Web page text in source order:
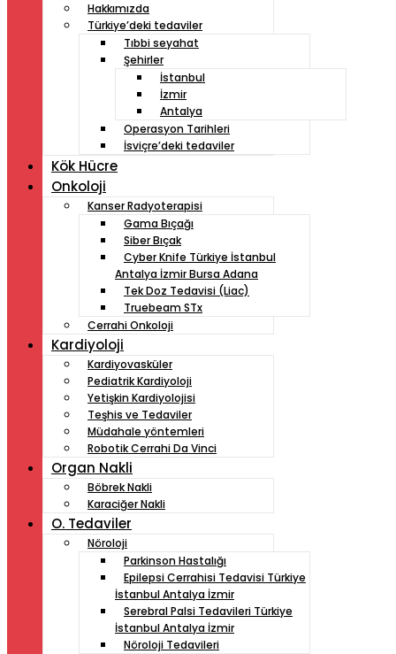
Hakkımızda
Türkiye’deki tedaviler
Tıbbi seyahat
Şehirler
İstanbul
İzmir
Antalya
Operasyon Tarihleri
İsviçre’deki tedaviler
Kök Hücre
Onkoloji
Kanser Radyoterapisi
Gama Bıçağı
Siber Bıçak
Cyber ​​Knife Türkiye İstanbul
Antalya İzmir Bursa Adana
Tek Doz Tedavisi (Liac)
Truebeam STx
Cerrahi Onkoloji
Kardiyoloji
Kardiyovasküler
Pediatrik Kardiyoloji
Yetişkin Kardiyolojisi
Teşhis ve Tedaviler
Müdahale yöntemleri
Robotik Cerrahi Da Vinci
Organ Nakli
Böbrek Nakli
Karaciğer Nakli
O. Tedaviler
Nöroloji
Parkinson Hastalığı
Epilepsi Cerrahisi Tedavisi Türkiye
İstanbul Antalya İzmir
Serebral Palsi Tedavileri Türkiye
İstanbul Antalya İzmir
Nöroloji Tedavileri